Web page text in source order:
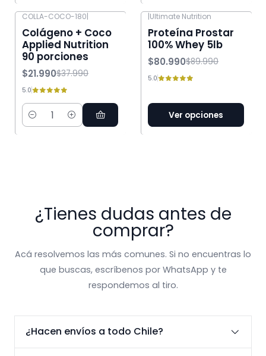
COLLA-COCO-180|
Colágeno + Coco
Applied Nutrition
90 porciones
$21.990$37.990
5.0
Cantidad
|Ultimate Nutrition
Proteína Prostar
100% Whey 5lb
$80.990$89.990
5.0
Ver opciones
¿Tienes dudas antes de
comprar?
Acá resolvemos las más comunes. Si no encuentras lo
que buscas, escríbenos por WhatsApp y te
respondemos al tiro.
¿Hacen envíos a todo Chile?